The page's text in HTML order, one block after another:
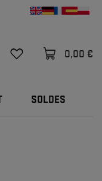
0,00 €
SOLDES